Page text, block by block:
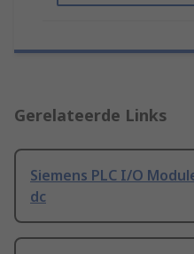
Gerelateerde Links
Siemens PLC I/O
dc